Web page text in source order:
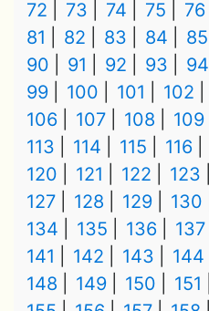
72
73 74 75 76
81
82 83 84 85
90
91 92 93 94
99
100 101 102
106
107 108 109
113
114 115 116
120
121 122 123
127
128 129 130
134
135 136 137
141
142 143 144
148
149 150 151